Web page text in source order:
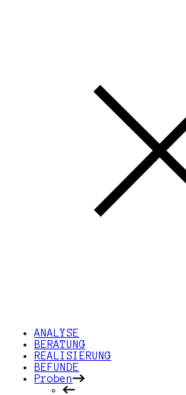
ANALYSE
BERATUNG
REALISIERUNG
BEFUNDE
Proben